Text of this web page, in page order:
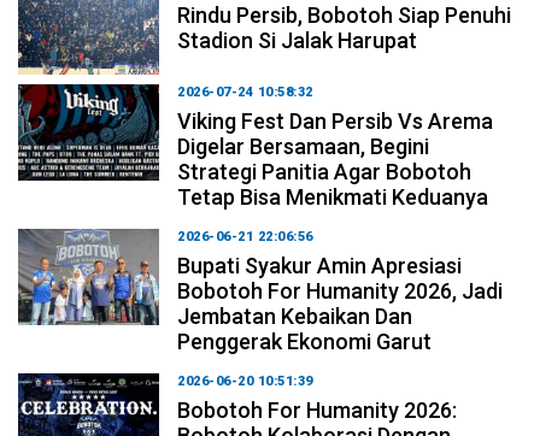
Rindu Persib, Bobotoh Siap Penuhi
Stadion Si Jalak Harupat
2026-07-24 10:58:32
Viking Fest Dan Persib Vs Arema
Digelar Bersamaan, Begini
Strategi Panitia Agar Bobotoh
Tetap Bisa Menikmati Keduanya
2026-06-21 22:06:56
Bupati Syakur Amin Apresiasi
Bobotoh For Humanity 2026, Jadi
Jembatan Kebaikan Dan
Penggerak Ekonomi Garut
2026-06-20 10:51:39
Bobotoh For Humanity 2026: